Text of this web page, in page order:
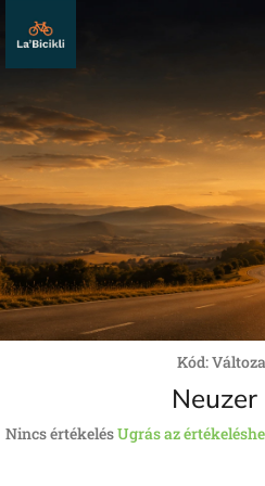
tartalomhoz
Kód:
A
Nincs értékelésUgrás az